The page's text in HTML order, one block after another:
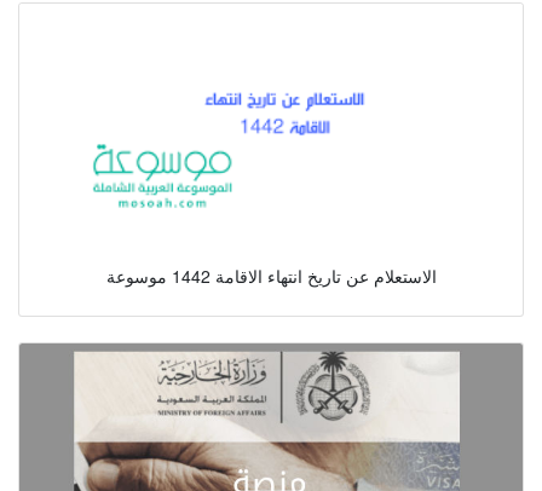
الاستعلام عن تاريخ انتهاء الاقامة 1442 موسوعة